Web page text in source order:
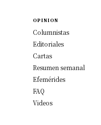
OPINION
Columnistas
Editoriales
Cartas
Resumen semanal
Efemérides
FAQ
Videos